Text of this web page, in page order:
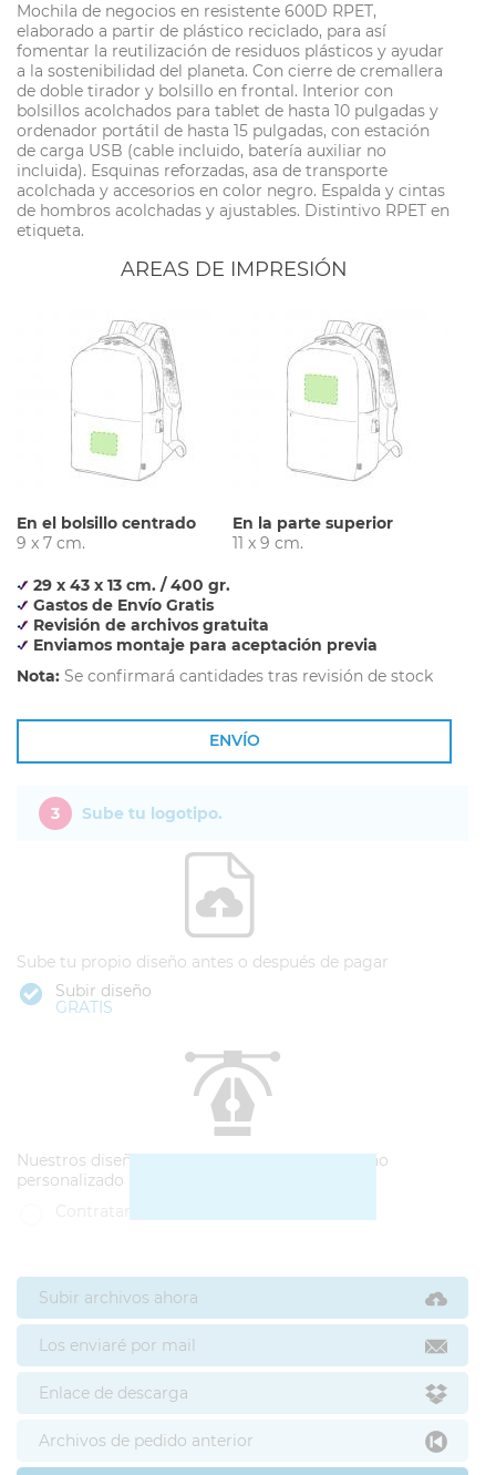
Mochila de negocios en resistente 600D RPET,
elaborado a partir de plástico reciclado, para así
fomentar la reutilización de residuos plásticos y ayudar
a la sostenibilidad del planeta. Con cierre de cremallera
de doble tirador y bolsillo en frontal. Interior con
bolsillos acolchados para tablet de hasta 10 pulgadas y
ordenador portátil de hasta 15 pulgadas, con estación
de carga USB (cable incluido, batería auxiliar no
incluida). Esquinas reforzadas, asa de transporte
acolchada y accesorios en color negro. Espalda y cintas
de hombros acolchadas y ajustables. Distintivo RPET en
etiqueta.
AREAS DE IMPRESIÓN
En el bolsillo centrado
9 x 7 cm.
En la parte superior
11 x 9 cm.
29 x 43 x 13 cm. / 400 gr.
Gastos de Envío Gratis
Revisión de archivos gratuita
Enviamos montaje para aceptación previa
Nota: Se confirmará cantidades tras revisión de stock
ENVÍO
3 Sube tu logotipo.
Sube tu propio diseño antes o después de pagar
Subir diseño
GRATIS
Nuestros diseñadores pueden hacerte un diseño
personalizado
Subir archivos ahora
Los enviaré por mail
Enlace de descarga
Archivos de pedido anterior